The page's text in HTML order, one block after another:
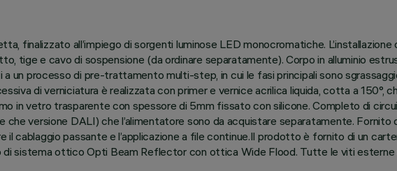
finalizzato all’impiego di sorgenti luminose LED monocromatiche.
tige e cavo di sospensione (da ordinare separatamente). Corpo in alluminio
un processo di pre-trattamento multi-step, in cui le fasi principali sono
di verniciatura è realizzata con primer e vernice acrilica liquida, cotta a 150°,
in vetro trasparente con spessore di 5mm fissato con silicone. Completo di
versione DALI) che l’alimentatore sono da acquistare separatamente.
cablaggio passante e l’applicazione a file continue.Il prodotto è fornito di un
di sistema ottico Opti Beam Reflector con ottica Wide Flood. Tutte le viti esterne